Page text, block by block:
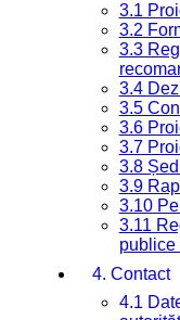
3.1
3.2
3.3
3.4
3.5
3.6
3.7
3.8
3.9
3.10
3.11
publice
4. Contact
4.1